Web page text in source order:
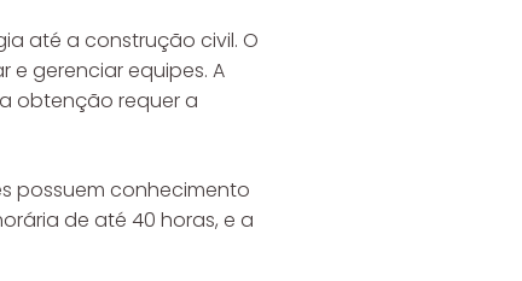
até a construção civil. O
e gerenciar equipes. A
obtenção requer a
possuem conhecimento
de até 40 horas, e a